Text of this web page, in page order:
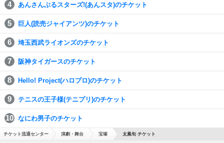
あんさんぶるスターズ!(あんスタ)のチケット
巨人(読売ジャイアンツ)のチケット
埼玉西武ライオンズのチケット
阪神タイガースのチケット
Hello! Project(ハロプロ)のチケット
テニスの王子様(テニプリ)のチケット
なにわ男子のチケット
チケット流通センター 演劇・舞台 宝塚 太凰旬 チケット